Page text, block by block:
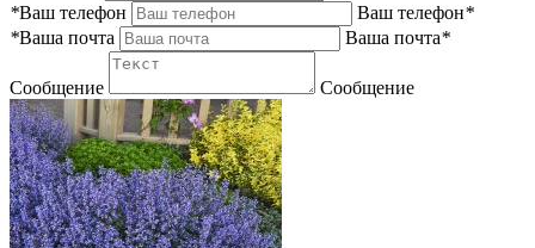
*Ваш телефон Ваш телефон*
*Ваша почта Ваша почта*
Сообщение Сообщение